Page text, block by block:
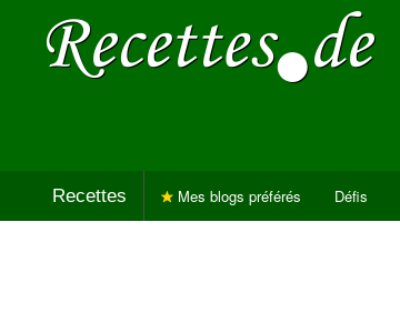
Recettes Mes blogs préférés Défis